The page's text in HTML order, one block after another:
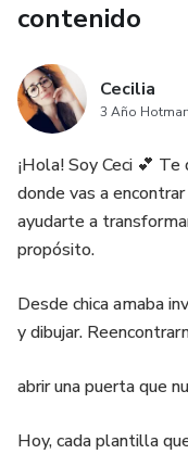
💻 Incluye tutorial de
⚠️ IMPORTANTE:
❌ Debido a la
descargable) no se
⚠️ Archivo exclusivo
compra no transfiere
reventa o distribución
contenido
Cecilia
3 Año
¡Hola! Soy Ceci 💕
donde vas a
ayudarte a
propósito.
Desde chica amaba
y dibujar.
abrir una puerta que
Hoy, cada plantilla